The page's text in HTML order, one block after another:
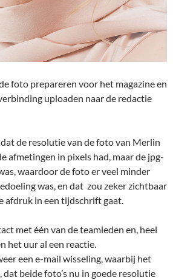
foto prepareren voor het magazine en
uploaden naar de redactie
de resolutie van de foto van Merlin
afmetingen in pixels had, maar de jpg-
waardoor de foto er veel minder
was, en dat zou zeker zichtbaar
afdruk in een tijdschrift gaat.
met één van de teamleden en, heel
het uur al een reactie.
een e-mail wisseling, waarbij het
beide foto’s nu in goede resolutie